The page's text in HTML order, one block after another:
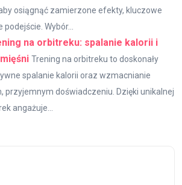
osiągnąć zamierzone efekty, kluczowe
Wybór...
na orbitreku: spalanie kalorii i
Trening na orbitreku to doskonały
spalanie kalorii oraz wzmacnianie
przyjemnym doświadczeniu. Dzięki unikalnej
angażuje...